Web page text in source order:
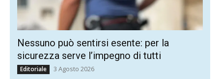
Nessuno può sentirsi esente: per la
sicurezza serve l’impegno di tutti
Editoriale 3 Agosto 2026